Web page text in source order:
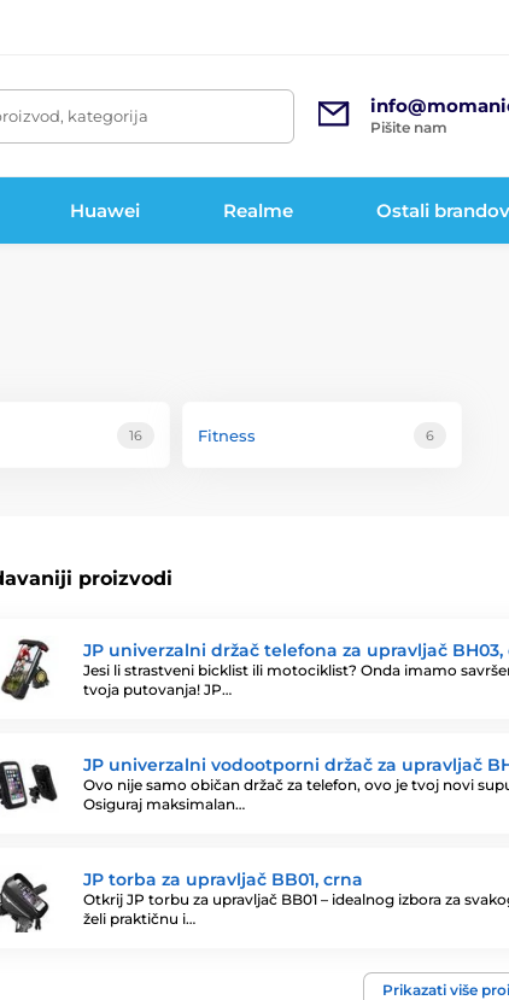
kategorija
Pišite nam
Huawei Realme Ostali
16 Fitness 6
proizvodi
JP univerzalni držač telefona za upravljač BH03,
Jesi li strastveni bicklist ili motociklist? Onda imamo
tvoja putovanja! JP…
JP univerzalni vodootporni držač za upravljač
Ovo nije samo običan držač za telefon, ovo je tvoj novi
Osiguraj maksimalan…
JP torba za upravljač BB01, crna
Otkrij JP torbu za upravljač BB01 – idealnog izbora za
želi praktičnu i…
Prikazati više